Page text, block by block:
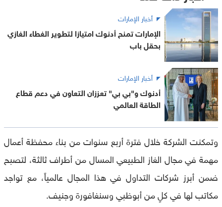
أخبار الإمارات
الإمارات تمنح أدنوك امتيازا لتطوير الغطاء الغازي
بحقل باب
أخبار الإمارات
أدنوك و"بي بي" تعززان التعاون في دعم قطاع
الطاقة العالمي
وتمكنت الشركة خلال فترة أربع سنوات من بناء محفظة أعمال
مهمة في مجال الغاز الطبيعي المسال من أطراف ثالثة، لتصبح
ضمن أبرز شركات التداول في هذا المجال عالمياً، مع تواجد
مكاتب لها في كلٍ من أبوظبي وسنغافورة وجنيف.